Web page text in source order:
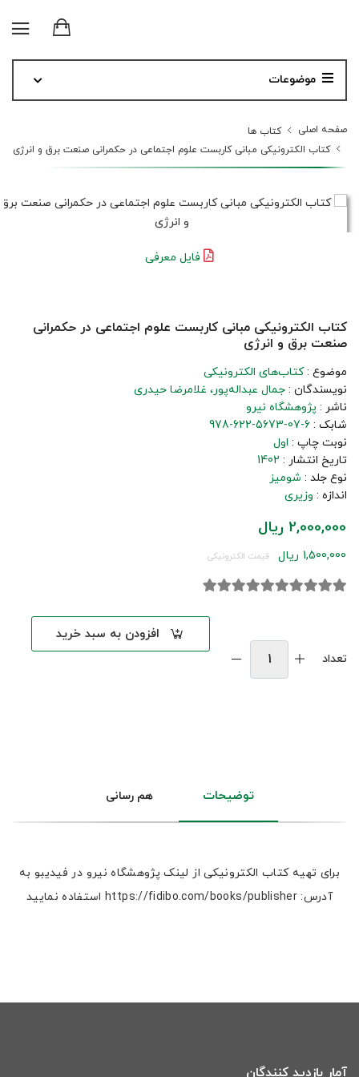
موضوعات
صفحه اصلی
کتاب ها
کتاب الکترونیکی مبانی کاربست علوم اجتماعی در حکمرانی صنعت برق و انرژی
فایل معرفی
کتاب الکترونیکی مبانی کاربست علوم اجتماعی در حکمرانی
صنعت برق و انرژی
موضوع :کتاب‌های الکترونیکی
نویسندگان : جمال عبداله‌پور غلامرضا حیدری
ناشر : پژوهشگاه نیرو
شابک : 978-622-5673-07-6
نوبت چاپ : اول
تاریخ انتشار : 1402
نوع جلد : شومیز
اندازه : وزیری
2,000,000 ریال
1,500,000 ریال قیمت الکترونیکی
تعداد
افزودن به سبد خرید
توضیحات هم رسانی
برای تهیه کتاب الکترونیکی از لینک پژوهشگاه نیرو در فیدیبو به
آدرس: https://fidibo.com/books/publisher استفاده نمایید
آمار بازدید کنندگان